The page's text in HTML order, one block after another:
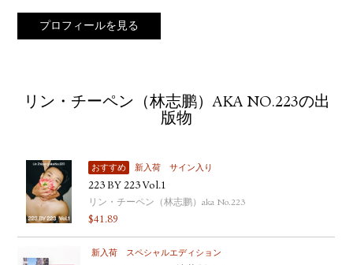
プロフィールを見る
リン・チーペン（林志鹏）AKA NO.223の出
版物
おすすめ 新入荷 サイン入り
223 BY 223 Vol.1
リン・チーペン（林志鹏）aka No.223
$41.89
新入荷 スペシャルエディション